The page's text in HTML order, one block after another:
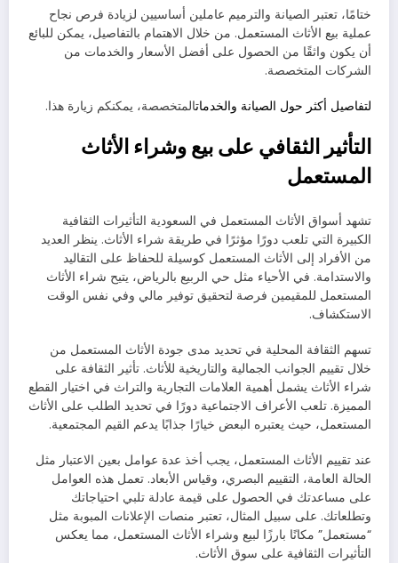
ختامًا، تعتبر الصيانة والترميم عاملين أساسيين لزيادة فرص نجاح
عملية بيع الأثاث المستعمل. من خلال الاهتمام بالتفاصيل، يمكن للبائع
أن يكون واثقًا من الحصول على أفضل الأسعار والخدمات من
الشركات المتخصصة.
لتفاصيل أكثر حول الصيانة والخدماتالمتخصصة، يمكنكم زيارة هذا.
التأثير الثقافي على بيع وشراء الأثاث
المستعمل
تشهد أسواق الأثاث المستعمل في السعودية التأثيرات الثقافية
الكبيرة التي تلعب دورًا مؤثرًا في طريقة شراء الأثاث. ينظر العديد
من الأفراد إلى الأثاث المستعمل كوسيلة للحفاظ على التقاليد
والاستدامة. في الأحياء مثل حي الربيع بالرياض، يتيح شراء الأثاث
المستعمل للمقيمين فرصة لتحقيق توفير مالي وفي نفس الوقت
الاستكشاف.
تسهم الثقافة المحلية في تحديد مدى جودة الأثاث المستعمل من
خلال تقييم الجوانب الجمالية والتاريخية للأثاث. تأثير الثقافة على
شراء الأثاث يشمل أهمية العلامات التجارية والتراث في اختيار القطع
المميزة. تلعب الأعراف الاجتماعية دورًا في تحديد الطلب على الأثاث
المستعمل، حيث يعتبره البعض خيارًا جذابًا يدعم القيم المجتمعية.
عند تقييم الأثاث المستعمل، يجب أخذ عدة عوامل بعين الاعتبار مثل
الحالة العامة، التقييم البصري، وقياس الأبعاد. تعمل هذه العوامل
على مساعدتك في الحصول على قيمة عادلة تلبي احتياجاتك
وتطلعاتك. على سبيل المثال، تعتبر منصات الإعلانات المبوبة مثل
“مستعمل” مكانًا بارزًا لبيع وشراء الأثاث المستعمل، مما يعكس
التأثيرات الثقافية على سوق الأثاث.